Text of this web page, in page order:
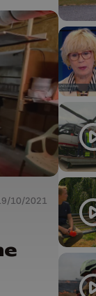
10/2021